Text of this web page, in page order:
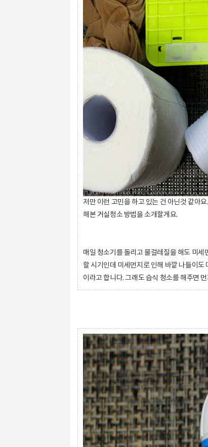
저만 이런 고민을 하고 있는 건 아닌것 같아
해본 거실청소 방법을 소개할게요.
매일 청소기를 돌리고 물걸레질을 해도 미
할 시기인데 미세먼지로 인해 바깥 나들이
이라고 합니다. 그래도 습식 청소를 해주면